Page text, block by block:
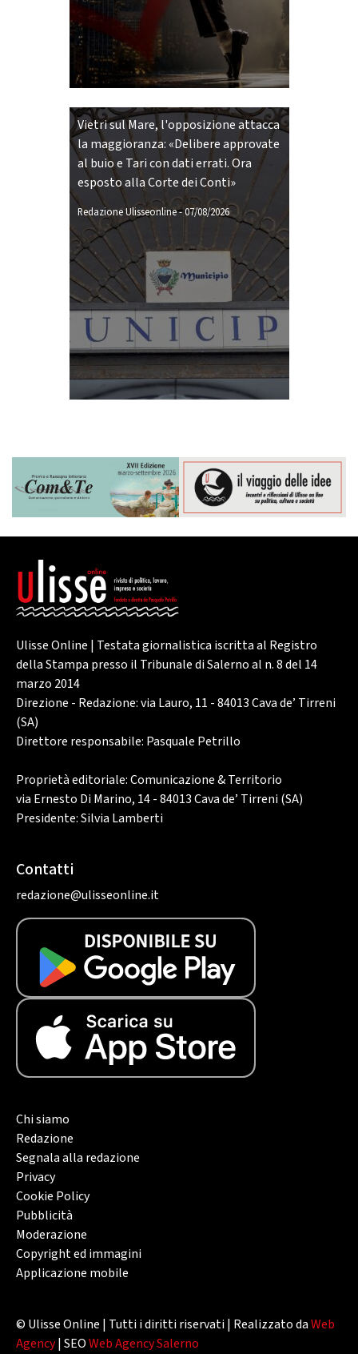
Vietri sul Mare, l'opposizione attacca
la maggioranza: «Delibere approvate
al buio e Tari con dati errati. Ora
esposto alla Corte dei Conti»
Redazione Ulisseonline-07/08/2026
Ulisse Online | Testata giornalistica iscritta al Registro
della Stampa presso il Tribunale di Salerno al n. 8 del 14
marzo 2014
Direzione - Redazione: via Lauro, 11 - 84013 Cava de’ Tirreni
(SA)
Direttore responsabile: Pasquale Petrillo
Proprietà editoriale: Comunicazione & Territorio
via Ernesto Di Marino, 14 - 84013 Cava de’ Tirreni (SA)
Presidente: Silvia Lamberti
Contatti
redazione@ulisseonline.it
Chi siamo
Redazione
Segnala alla redazione
Privacy
Cookie Policy
Pubblicità
Moderazione
Copyright ed immagini
Applicazione mobile
© Ulisse Online | Tutti i diritti riservati | Realizzato daWeb
Agency| SEOWeb Agency Salerno